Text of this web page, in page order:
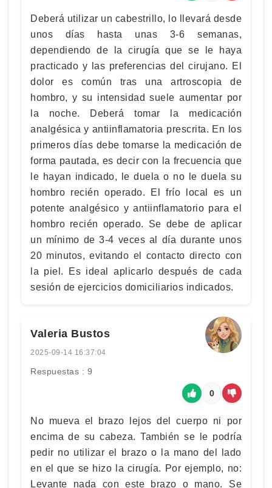
Deberá utilizar un cabestrillo, lo llevará desde
unos días hasta unas 3-6 semanas,
dependiendo de la cirugía que se le haya
practicado y las preferencias del cirujano. El
dolor es común tras una artroscopia de
hombro, y su intensidad suele aumentar por
la noche. Deberá tomar la medicación
analgésica y antiinflamatoria prescrita. En los
primeros días debe tomarse la medicación de
forma pautada, es decir con la frecuencia que
le hayan indicado, le duela o no le duela su
hombro recién operado. El frío local es un
potente analgésico y antiinflamatorio para el
hombro recién operado. Se debe de aplicar
un mínimo de 3-4 veces al día durante unos
20 minutos, evitando el contacto directo con
la piel. Es ideal aplicarlo después de cada
sesión de ejercicios domiciliarios indicados.
Valeria Bustos
2025-09-14 16:37:04
Respuestas : 9
0
No mueva el brazo lejos del cuerpo ni por
encima de su cabeza. También se le podría
pedir no utilizar el brazo o la mano del lado
en el que se hizo la cirugía. Por ejemplo, no:
Levante nada con este brazo o mano. Se